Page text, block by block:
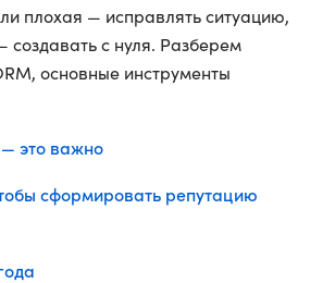
плохая — исправлять ситуацию,
создавать с нуля. Разберем
основные инструменты
это важно
сформировать репутацию